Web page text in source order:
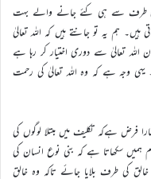
طرف سے ہی کئے جانے والے بہت
ہم یہ تو جانتے ہیں کہ اللہ تعالیٰ
تعالیٰ سے دوری اختیار کر رہا ہے
وجہ ہے کہ وہ اللہ تعالیٰ کی رحمت
فرض ہےکہ تکلیف میں مبتلا لوگوں کی
سکھاتا ہے کہ بنی نوع انسان کی
کی طرف بلایا جائے تاکہ وہ خالق